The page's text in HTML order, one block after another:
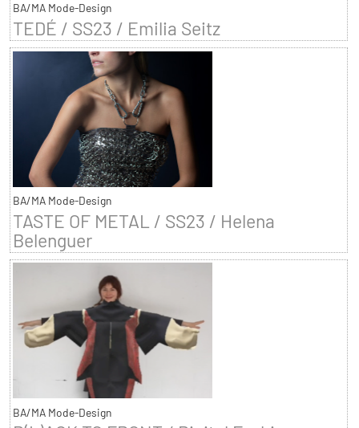
BA/MA Mode-Design
TEDÉ / SS23 / Emilia Seitz
BA/MA Mode-Design
TASTE OF METAL / SS23 / Helena
Belenguer
BA/MA Mode-Design